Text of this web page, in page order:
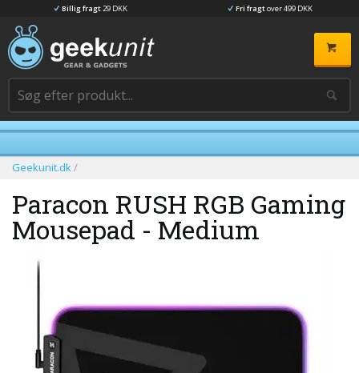
Billig fragt29 DKK Fri fragtover 499 DKK
Geekunit.dk/
Paracon RUSH RGB Gaming
Mousepad - Medium